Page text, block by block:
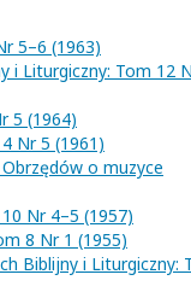
5–6 (1963)
i Liturgiczny: Tom 12
5 (1964)
Nr 5 (1961)
o muzyce
Nr 4–5 (1957)
8 Nr 1 (1955)
Biblijny i Liturgiczny: